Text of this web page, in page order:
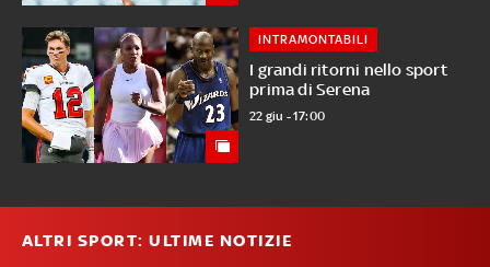
I grandi ritorni nello sport
prima di Serena
INTRAMONTABILI
22 giu - 17:00
ALTRI SPORT: ULTIME NOTIZIE